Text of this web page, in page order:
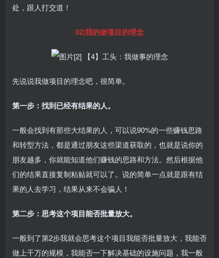
处，跟人打交道！
02|我的做项目的理念
先说说我做项目的理念吧，很简单。
第一步：找到已经有结果的人。
一般会找到有那些大结果的人，可以说90%的一些赚钱思路
和转型方法，都是通过朋友这些渠道获取的，也就是说你的
朋友越多，你就能知道他们赚钱的思路和方法。然后根据他
们的结果直接复制粘贴就可以了。说的简单一点就是跟有结
果的人去学习，结果从来不会骗人！
第二步：思考这个项目能否批量放大。
一般到了第2步我就会思考这个项目我能否批量放大，我能否
做上千万的规模，我能否一下解决基础的设施问题，我一般